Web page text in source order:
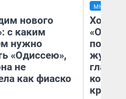
нового
с каким
нужно
«Одиссею»,
не
как фиаско
МНЕНИЕ
Хоть